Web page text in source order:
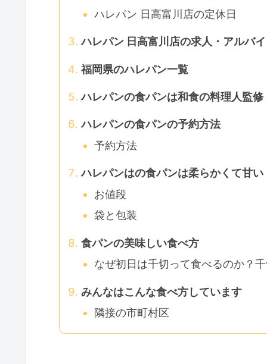
ハレパン 日高富川店の定休日
ハレパン 日高富川店の求人・アルバ
福岡県のハレパン一覧
ハレパンの食パンは和食の料理人監修
ハレパンの食パンの予約方法
予約方法
ハレパンはの食パンは柔らかくて甘い
お値段
袋と包装
食パンの美味しい食べ方
なぜ初日は千切って食べるのか？
みんなはこんな食べ方しています
隣接の市町村区